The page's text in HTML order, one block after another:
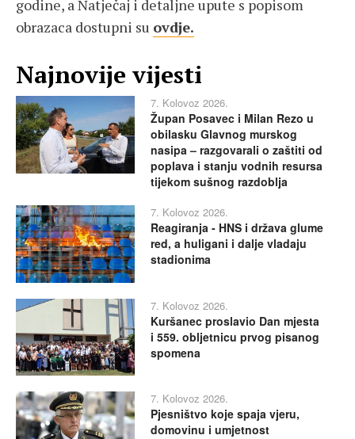
godine, a Natječaj i detaljne upute s popisom
obrazaca dostupni su ovdje.
Najnovije vijesti
7. Kolovoz 2026.
Župan Posavec i Milan Rezo u
obilasku Glavnog murskog
nasipa – razgovarali o zaštiti od
poplava i stanju vodnih resursa
tijekom sušnog razdoblja
7. Kolovoz 2026.
Reagiranja - HNS i država glume
red, a huligani i dalje vladaju
stadionima
7. Kolovoz 2026.
Kuršanec proslavio Dan mjesta
i 559. obljetnicu prvog pisanog
spomena
7. Kolovoz 2026.
Pjesništvo koje spaja vjeru,
domovinu i umjetnost